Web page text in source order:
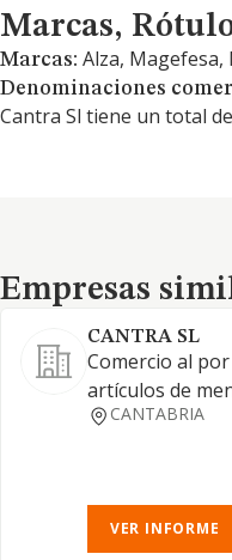
Marcas, Rótulos y
Marcas,
Marcas: Alza, Magefesa,
Denominaciones
Cantra Sl tiene un total
Empresas similares
Empresas
CANTRA SL
Comercio al
artículos de
CANTABRIA
VER INFORME